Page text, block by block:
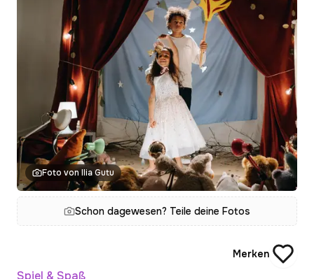
Foto von Ilia Gutu
Schon dagewesen? Teile deine Fotos
Merken
Spiel & Spaß